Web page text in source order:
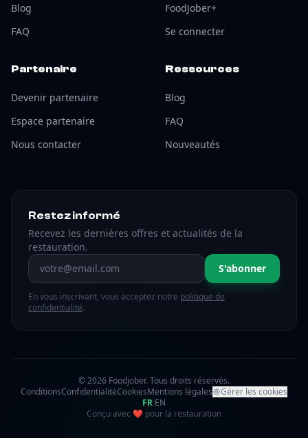
Blog
FAQ
FoodJober+
Se connecter
Partenaire
Devenir partenaire
Espace partenaire
Nous contacter
Ressources
Blog
FAQ
Nouveautés
Restez informé
Recevez les dernières offres et actualités de la
restauration.
Adresse email S'abonner
En vous inscrivant, vous acceptez notre politique de
confidentialité.
© 2026 Foodjober. Tous droits réservés.
ConditionsConfidentialitéCookiesMentions légales
Gérer les cookies
FR·EN
Conçu avec ❤ amour
pour la restauration